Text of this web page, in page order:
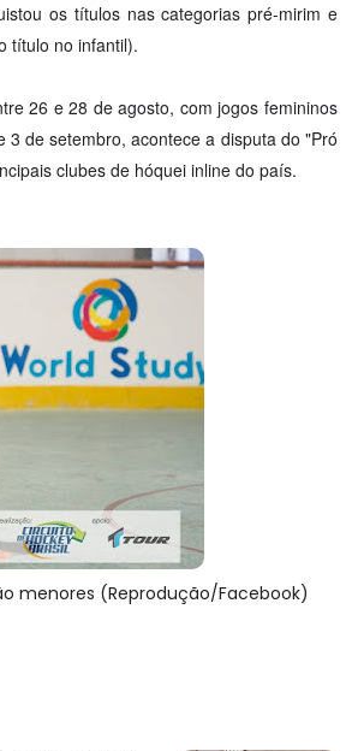
os títulos nas categorias pré-mirim e
título no infantil).
26 e 28 de agosto, com jogos femininos
de setembro, acontece a disputa do "Pró
clubes de hóquei inline do país.
menores (Reprodução/Facebook)